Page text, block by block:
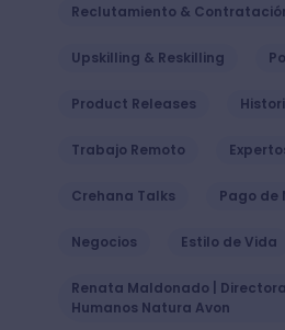
Reclutamiento &
Upskilling & Reskilling
Product Releases
Trabajo Remoto
Crehana Talks Pago de
Negocios Estilo de Vida
Renata Maldonado |
Humanos Natura Avon